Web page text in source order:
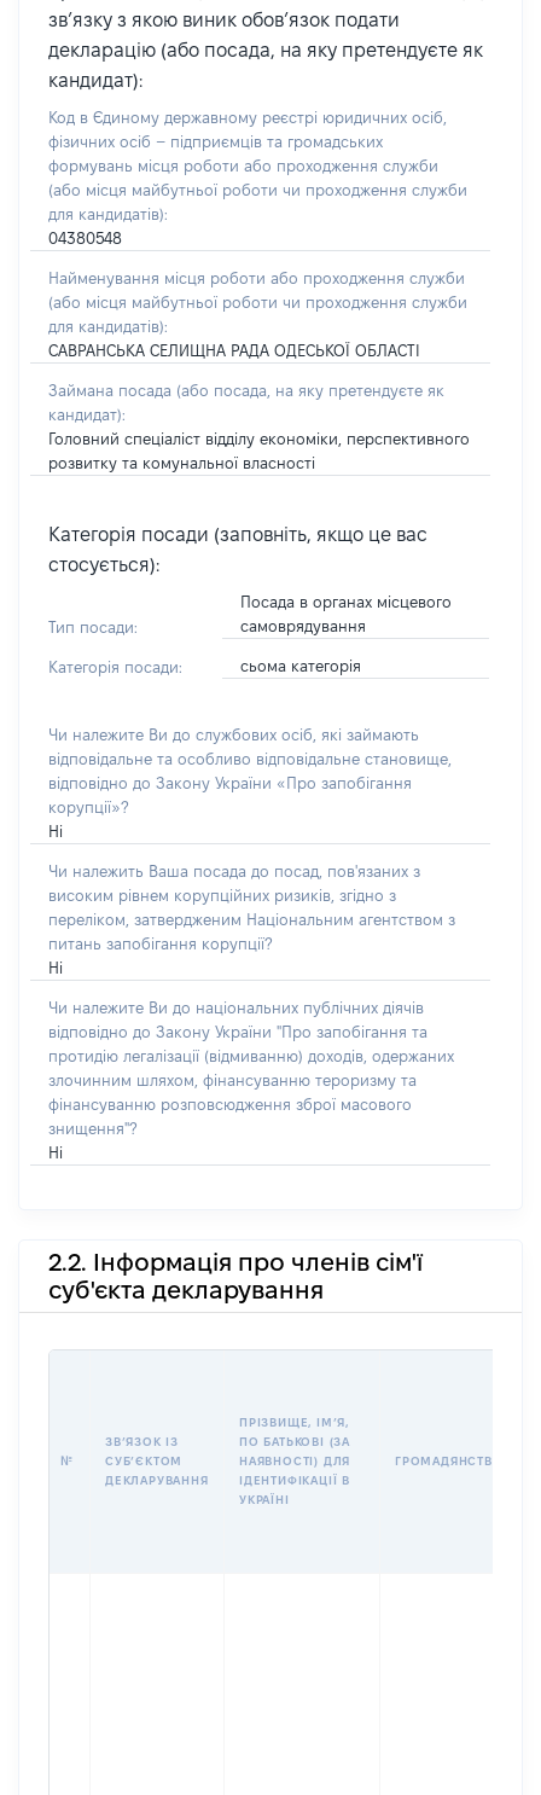
зв’язку з якою виник обов’язок подати
декларацію (або посада, на яку претендуєте як
кандидат):
Код в Єдиному державному реєстрі юридичних осіб,
фізичних осіб – підприємців та громадських
формувань місця роботи або проходження служби
(або місця майбутньої роботи чи проходження служби
для кандидатів):
04380548
Найменування місця роботи або проходження служби
(або місця майбутньої роботи чи проходження служби
для кандидатів):
САВРАНСЬКА СЕЛИЩНА РАДА ОДЕСЬКОЇ ОБЛАСТІ
Займана посада (або посада, на яку претендуєте як
кандидат):
Головний спеціаліст відділу економіки, перспективного
розвитку та комунальної власності
Категорія посади (заповніть, якщо це вас
стосується):
Тип посади:
Посада в органах місцевого
самоврядування
Категорія посади: сьома категорія
Чи належите Ви до службових осіб, які займають
відповідальне та особливо відповідальне становище,
відповідно до Закону України «Про запобігання
корупції»?
Ні
Чи належить Ваша посада до посад, пов'язаних з
високим рівнем корупційних ризиків, згідно з
переліком, затвердженим Національним агентством з
питань запобігання корупції?
Ні
Чи належите Ви до національних публічних діячів
відповідно до Закону України "Про запобігання та
протидію легалізації (відмиванню) доходів, одержаних
злочинним шляхом, фінансуванню тероризму та
фінансуванню розповсюдження зброї масового
знищення"?
Ні
2.2. Інформація про членів сім'ї
суб'єкта декларування
№
ЗВʼЯЗОК ІЗ
СУБʼЄКТОМ
ДЕКЛАРУВАННЯ
ПРІЗВИЩЕ, ІМʼЯ,
ПО БАТЬКОВІ (ЗА
НАЯВНОСТІ) ДЛЯ
ІДЕНТИФІКАЦІЇ В
УКРАЇНІ
ГРОМАДЯНСТВО